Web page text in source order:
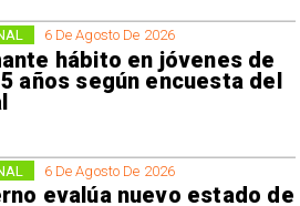
6 De Agosto De 2026
hábito en jóvenes de
años según encuesta del
6 De Agosto De 2026
evalúa nuevo estado de